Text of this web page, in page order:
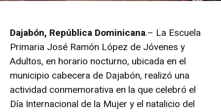
Dajabón, República Dominicana.– La Escuela
Primaria José Ramón López de Jóvenes y
Adultos, en horario nocturno, ubicada en el
municipio cabecera de Dajabón, realizó una
actividad conmemorativa en la que celebró el
Día Internacional de la Mujer y el natalicio del